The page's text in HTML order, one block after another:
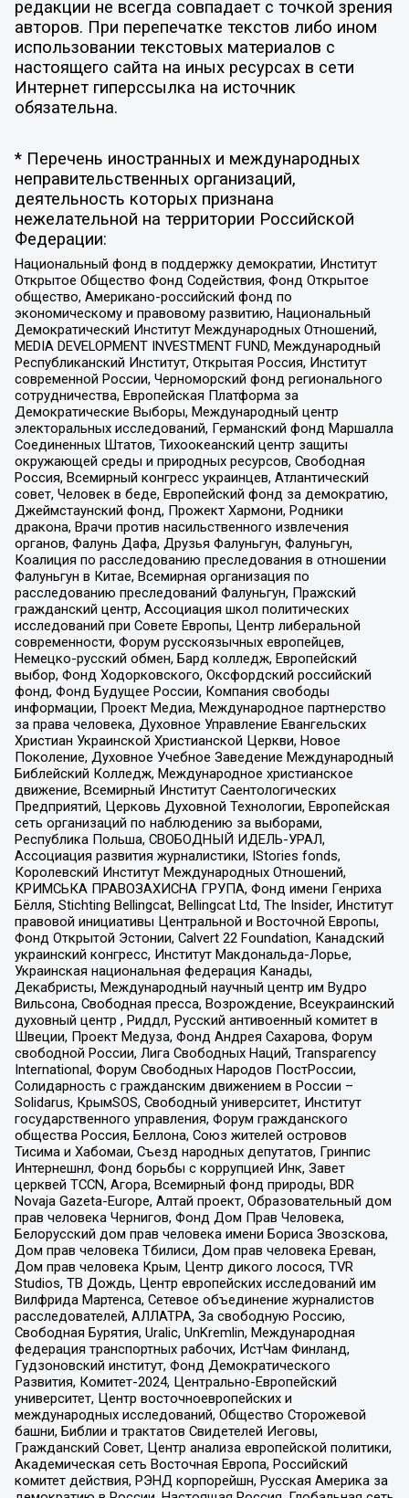
редакции не всегда совпадает с точкой зрения
авторов. При перепечатке текстов либо ином
использовании текстовых материалов с
настоящего сайта на иных ресурсах в сети
Интернет гиперссылка на источник
обязательна.
* Перечень иностранных и международных
неправительственных организаций,
деятельность которых признана
нежелательной на территории Российской
Федерации:
Национальный фонд в поддержку демократии, Институт
Открытое Общество Фонд Содействия, Фонд Открытое
общество, Американо-российский фонд по
экономическому и правовому развитию, Национальный
Демократический Институт Международных Отношений,
MEDIA DEVELOPMENT INVESTMENT FUND, Международный
Республиканский Институт, Открытая Россия, Институт
современной России, Черноморский фонд регионального
сотрудничества, Европейская Платформа за
Демократические Выборы, Международный центр
электоральных исследований, Германский фонд Маршалла
Соединенных Штатов, Тихоокеанский центр защиты
окружающей среды и природных ресурсов, Свободная
Россия, Всемирный конгресс украинцев, Атлантический
совет, Человек в беде, Европейский фонд за демократию,
Джеймстаунский фонд, Прожект Хармони, Родники
дракона, Врачи против насильственного извлечения
органов, Фалунь Дафа, Друзья Фалуньгун, Фалуньгун,
Коалиция по расследованию преследования в отношении
Фалуньгун в Китае, Всемирная организация по
расследованию преследований Фалуньгун, Пражский
гражданский центр, Ассоциация школ политических
исследований при Совете Европы, Центр либеральной
современности, Форум русскоязычных европейцев,
Немецко-русский обмен, Бард колледж, Европейский
выбор, Фонд Ходорковского, Оксфордский российский
фонд, Фонд Будущее России, Компания свободы
информации, Проект Медиа, Международное партнерство
за права человека, Духовное Управление Евангельских
Христиан Украинской Христианской Церкви, Новое
Поколение, Духовное Учебное Заведение Международный
Библейский Колледж, Международное христианское
движение, Всемирный Институт Саентологических
Предприятий, Церковь Духовной Технологии, Европейская
сеть организаций по наблюдению за выборами,
Республика Польша, СВОБОДНЫЙ ИДЕЛЬ-УРАЛ,
Ассоциация развития журналистики, IStories fonds,
Королевский Институт Международных Отношений,
КРИМСЬКА ПРАВОЗАХИСНА ГРУПА, Фонд имени Генриха
Бёлля, Stichting Bellingcat, Bellingcat Ltd, The Insider, Институт
правовой инициативы Центральной и Восточной Европы,
Фонд Открытой Эстонии, Calvert 22 Foundation, Канадский
украинский конгресс, Институт Макдональда-Лорье,
Украинская национальная федерация Канады,
Декабристы, Международный научный центр им Вудро
Вильсона, Свободная пресса, Возрождение, Всеукраинский
духовный центр , Риддл, Русский антивоенный комитет в
Швеции, Проект Медуза, Фонд Андрея Сахарова, Форум
свободной России, Лига Свободных Наций, Transparеncy
International, Форум Свободных Народов ПостРоссии,
Солидарность с гражданским движением в России –
Solidarus, КрымSOS, Свободный университет, Институт
государственного управления, Форум гражданского
общества Россия, Беллона, Союз жителей островов
Тисима и Хабомаи, Съезд народных депутатов, Гринпис
Интернешнл, Фонд борьбы с коррупцией Инк, Завет
церквей TCCN, Агора, Всемирный фонд природы, BDR
Novaja Gazeta-Europe, Алтай проект, Образовательный дом
прав человека Чернигов, Фонд Дом Прав Человека,
Белорусский дом прав человека имени Бориса Звозскова,
Дом прав человека Тбилиси, Дом прав человека Ереван,
Дом прав человека Крым, Центр дикого лосося, TVR
Studios, ТВ Дождь, Центр европейских исследований им
Вилфрида Мартенса, Сетевое объединение журналистов
расследователей, АЛЛАТРА, За свободную Россию,
Свободная Бурятия, Uralic, UnKremlin, Международная
федерация транспортных рабочих, ИстЧам Финланд,
Гудзоновский институт, Фонд Демократического
Развития, Комитет-2024, Центрально-Европейский
университет, Центр восточноевропейских и
международных исследований, Общество Сторожевой
башни, Библии и трактатов Свидетелей Иеговы,
Гражданский Совет, Центр анализа европейской политики,
Академическая сеть Восточная Европа, Российский
комитет действия, РЭНД корпорейшн, Русская Америка за